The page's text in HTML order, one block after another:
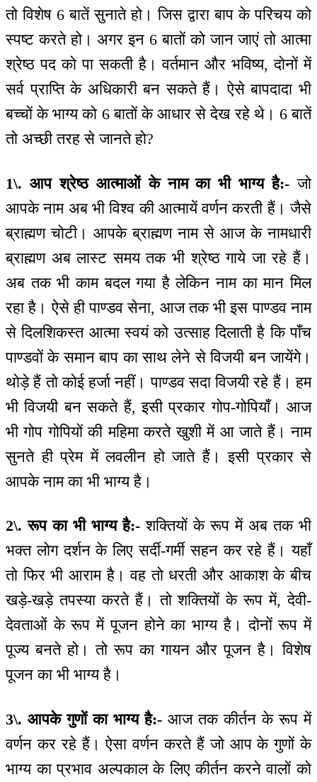
तो विशेष 6 बातें सुनाते हो। जिस द्वारा बाप के परिचय को
स्पष्ट करते हो। अगर इन 6 बातों को जान जाएं तो आत्मा
श्रेष्ठ पद को पा सकती है। वर्तमान और भविष्य, दोनों में
सर्व प्राप्ति के अधिकारी बन सकते हैं। ऐसे बापदादा भी
बच्चों के भाग्य को 6 बातों के आधार से देख रहे थे। 6 बातें
तो अच्छी तरह से जानते हो?
1\. आप श्रेष्ठ आत्माओं के नाम का भी भाग्य है:- जो
आपके नाम अब भी विश्व की आत्मायें वर्णन करती हैं। जैसे
ब्राह्मण चोटी। आपके ब्राह्मण नाम से आज के नामधारी
ब्राह्मण अब लास्ट समय तक भी श्रेष्ठ गाये जा रहे हैं।
अब तक भी काम बदल गया है लेकिन नाम का मान मिल
रहा है। ऐसे ही पाण्डव सेना, आज तक भी इस पाण्डव नाम
से दिलशिकस्त आत्मा स्वयं को उत्साह दिलाती है कि पाँच
पाण्डवों के समान बाप का साथ लेने से विजयी बन जायेंगे।
थोड़े हैं तो कोई हर्जा नहीं। पाण्डव सदा विजयी रहे हैं। हम
भी विजयी बन सकते हैं, इसी प्रकार गोप-गोपियाँ। आज
भी गोप गोपियों की महिमा करते खुशी में आ जाते हैं। नाम
सुनते ही प्रेम में लवलीन हो जाते हैं। इसी प्रकार से
आपके नाम का भी भाग्य है।
2\. रूप का भी भाग्य है:- शक्तियों के रूप में अब तक भी
भक्त लोग दर्शन के लिए सर्दी-गर्मी सहन कर रहे हैं। यहाँ
तो फिर भी आराम है। वह तो धरती और आकाश के बीच
खड़े-खड़े तपस्या करते हैं। तो शक्तियों के रूप में, देवी-
देवताओं के रूप में पूजन होने का भाग्य है। दोनों रूप में
पूज्य बनते हो। तो रूप का गायन और पूजन है। विशेष
पूजन का भी भाग्य है।
3\. आपके गुणों का भाग्य है:- आज तक कीर्तन के रूप में
वर्णन कर रहे हैं। ऐसा वर्णन करते हैं जो आप के गुणों के
भाग्य का प्रभाव अल्पकाल के लिए कीर्तन करने वालों को